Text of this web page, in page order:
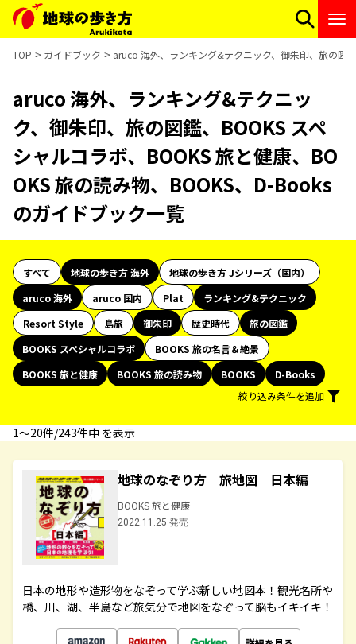
TOP ガイドブック aruco 海外、ランキング&テクニック、御朱印、旅の図
aruco 海外、ランキング&テクニッ
ク、御朱印、旅の図鑑、BOOKS スペ
シャルコラボ、BOOKS 旅と健康、BO
OKS 旅の読み物、BOOKS、D-Books
のガイドブック一覧
すべて 地球の歩き方 海外
地球の歩き方 Jシリーズ（国内）
aruco 海外
aruco 国内 Plat
ランキング&テクニック
Resort Style
島旅 御朱印 歴史時代
旅の図鑑
BOOKS スペシャルコラボ
BOOKS 旅の名言＆絶景
BOOKS 旅と健康
BOOKS 旅の読み物 BOOKS
D-Books
絞り込み条件を追加
1〜20件/243件中 を表示
地球のなぞり方 旅地図 日本編
BOOKS 旅と健康
2022.11.25 発売
日本の地形や造形物をなぞって学ぶ新しい地図本！観光名所や
橋、川、湖、半島など旅気分で地図をなぞって脳もイキイキ！